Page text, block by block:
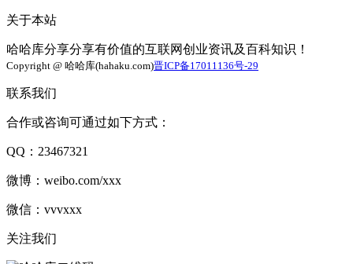
关于本站
哈哈库分享分享有价值的互联网创业资讯及百科知识！
Copyright @ 哈哈库(hahaku.com)晋ICP备17011136号-29
联系我们
合作或咨询可通过如下方式：
QQ：23467321
微博：weibo.com/xxx
微信：vvvxxx
关注我们